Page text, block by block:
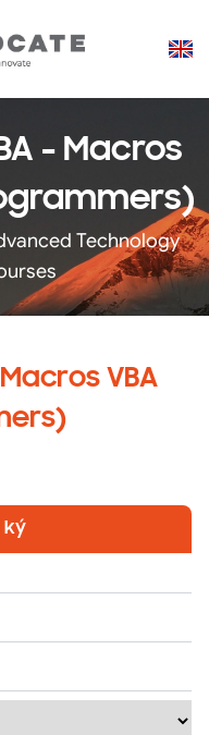
- Macros
Technology
VBA
ký